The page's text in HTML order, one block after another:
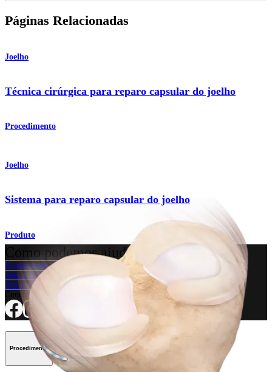
Páginas Relacionadas
Joelho
Técnica cirúrgica para reparo capsular do joelho
Procedimento
Joelho
Sistema para reparo capsular do joelho
Produto
Como podemos ajudar?
Contacte um representante
Veja eventos, laboratórios e oportunidades educacionais
Inscreva-se para receber: O que há de novo na Arthrex?
Conecte-se conosco
Procedimento